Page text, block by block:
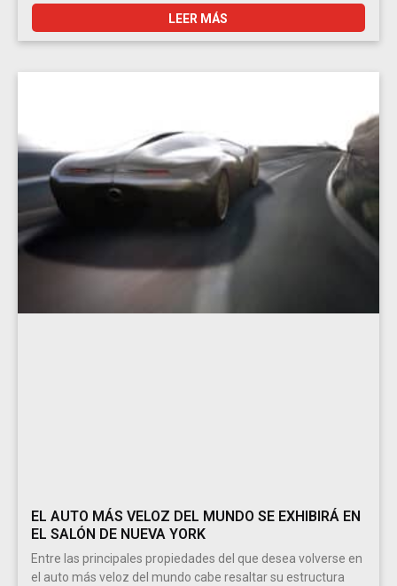
LEER MÁS
EL AUTO MÁS VELOZ DEL MUNDO SE EXHIBIRÁ EN
EL SALÓN DE NUEVA YORK
Entre las principales propiedades del que desea volverse en
el auto más veloz del mundo cabe resaltar su estructura